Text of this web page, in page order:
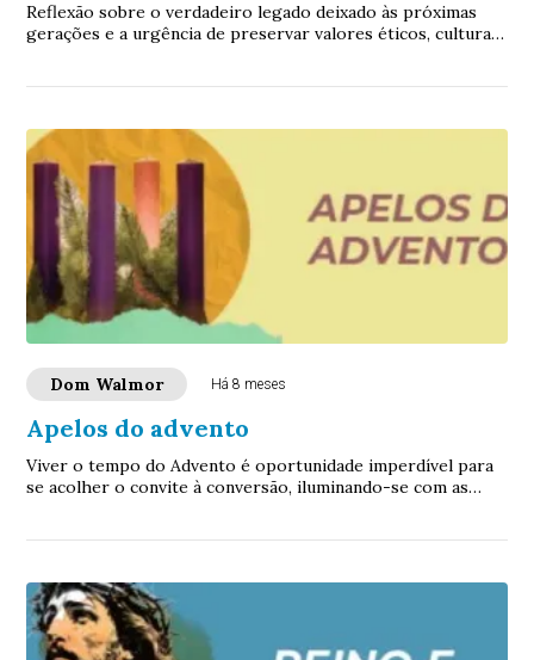
Reflexão sobre o verdadeiro legado deixado às próximas
gerações e a urgência de preservar valores éticos, culturais
Dom Walmor Há 8 meses
Apelos do advento
Viver o tempo do Advento é oportunidade imperdível para
se acolher o convite à conversão, iluminando-se com as